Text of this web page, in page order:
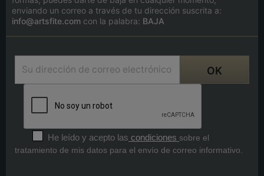
enviando un correo a través de tu dirección suscrita a:
info@artsfite.com con la palabra: BAJA
He leído y acepto las condiciones sobre el
tratamiento de mis datos para el envío de correo informativo.